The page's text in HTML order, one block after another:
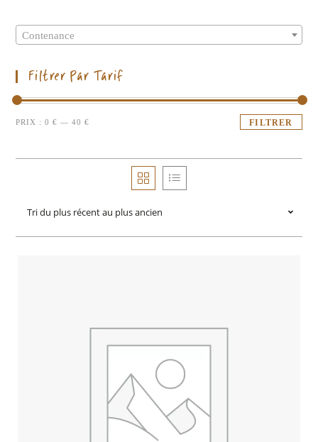
Contenance
Filtrer Par Tarif
FILTRER
PRIX :0 € —40 €
Tri du plus récent au plus ancien